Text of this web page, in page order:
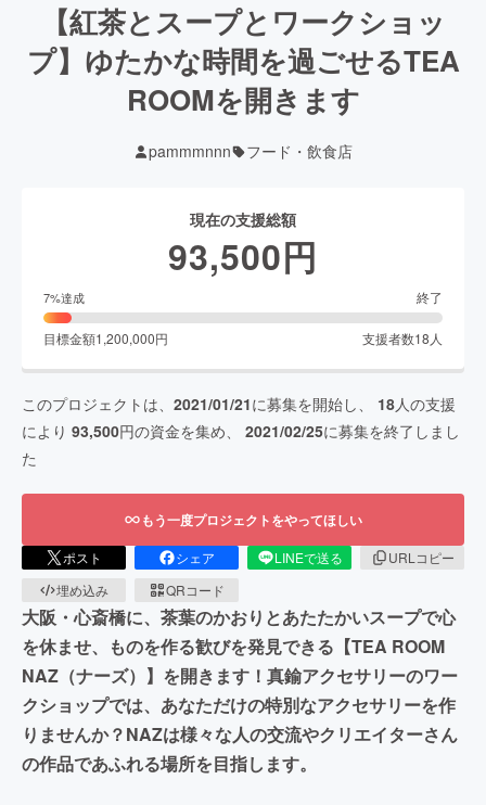
【紅茶とスープとワークショッ
プ】ゆたかな時間を過ごせるTEA
ROOMを開きます
pammmnnn フード・飲食店
現在の支援総額
93,500円
7%達成 終了
目標金額1,200,000円 支援者数18人
このプロジェクトは、 2021/01/21に募集を開始し、 18人の支援
により 93,500円の資金を集め、 2021/02/25に募集を終了しまし
た
もう一度プロジェクトをやってほしい
ポスト シェア LINEで送る
URLコピー
埋め込み
QRコード
大阪・心斎橋に、茶葉のかおりとあたたかいスープで心
を休ませ、ものを作る歓びを発見できる【TEA ROOM
NAZ（ナーズ）】を開きます！真鍮アクセサリーのワー
クショップでは、あなただけの特別なアクセサリーを作
りませんか？NAZは様々な人の交流やクリエイターさん
の作品であふれる場所を目指します。